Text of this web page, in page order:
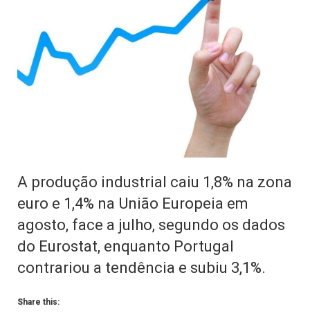
A produção industrial caiu 1,8% na zona
euro e 1,4% na União Europeia em
agosto, face a julho, segundo os dados
do Eurostat, enquanto Portugal
contrariou a tendência e subiu 3,1%.
Share this: